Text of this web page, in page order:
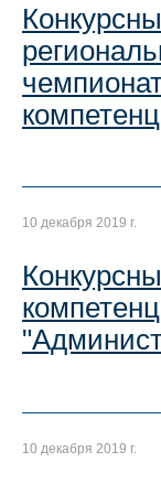
10 декабря 2019 г.
10 декабря 2019 г.